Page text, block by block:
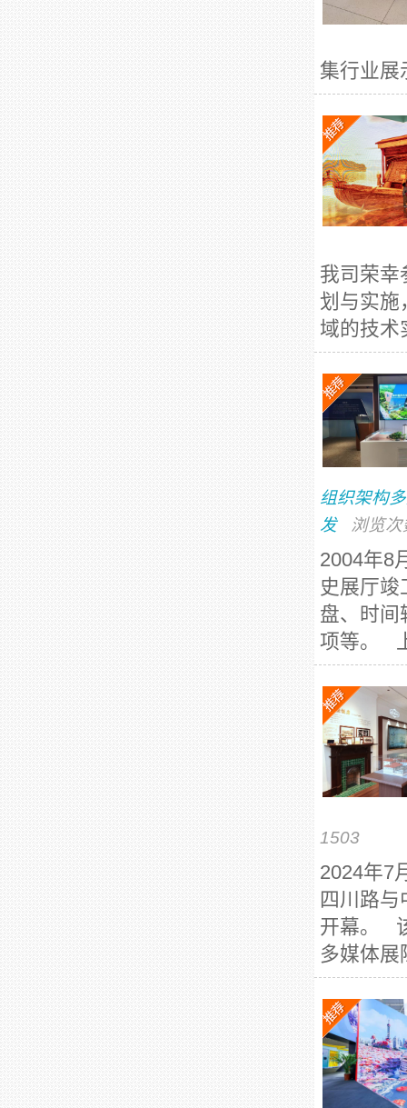
集行业展
我司荣幸
划与实施
域的技术
组织架构
发
浏览
2004年8
史展厅竣
盘、时间
项等。
1503
2024年7
四川路与
开幕。
多媒体展